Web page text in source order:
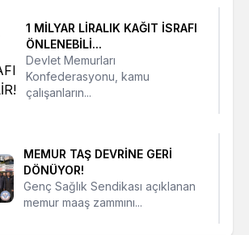
1 MİLYAR LİRALIK KAĞIT İSRAFI
ÖNLENEBİLİ...
Devlet Memurları
Konfederasyonu, kamu
çalışanların...
MEMUR TAŞ DEVRİNE GERİ
DÖNÜYOR!
Genç Sağlık Sendikası açıklanan
memur maaş zammını...